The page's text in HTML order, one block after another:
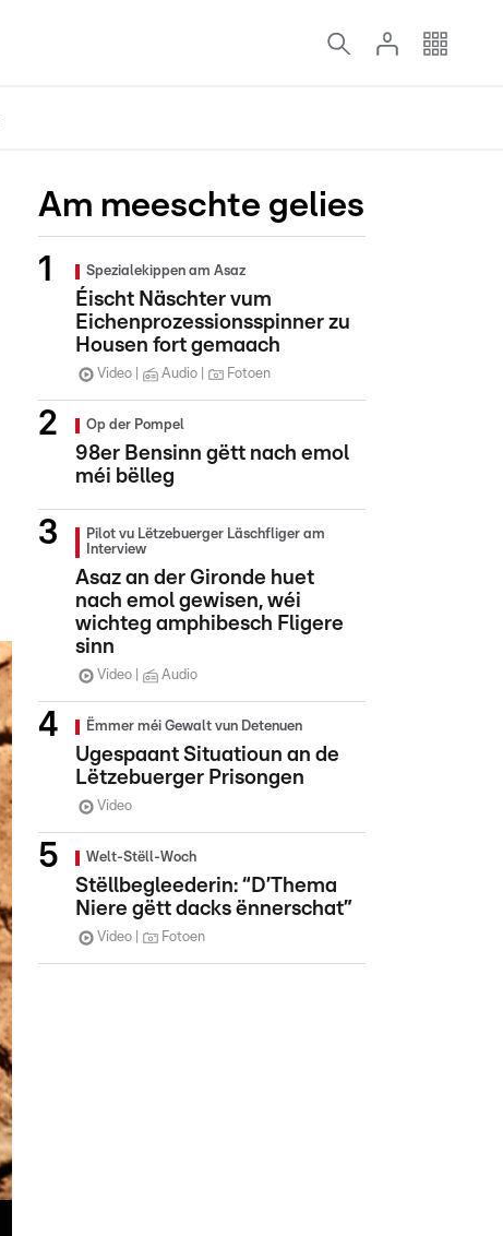
Am meeschte gelies
Spezialekippen am Asaz
Éischt Näschter vum
Eichenprozessionsspinner zu
Housen fort gemaach
Video Audio Fotoen
Op der Pompel
98er Bensinn gëtt nach emol
méi bëlleg
Pilot vu Lëtzebuerger Läschfliger am
Interview
Asaz an der Gironde huet
nach emol gewisen, wéi
wichteg amphibesch Fligere
sinn
Video Audio
Ëmmer méi Gewalt vun Detenuen
Ugespaant Situatioun an de
Lëtzebuerger Prisongen
Video
Welt-Stëll-Woch
Stëllbegleederin: “D’Thema
Niere gëtt dacks ënnerschat”
Video Fotoen